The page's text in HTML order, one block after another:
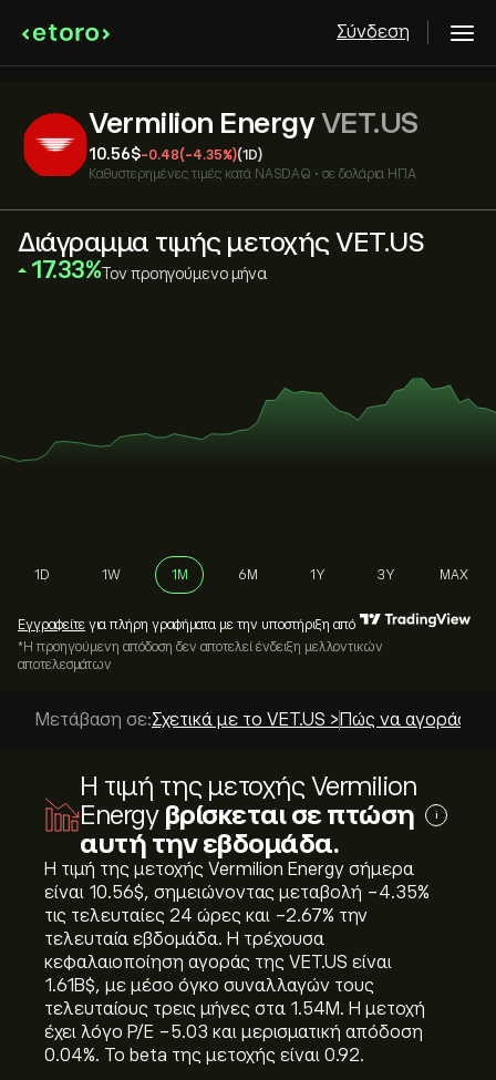
Σύνδεση
Vermilion EnergyVET.US
10.56‎$‎-0.48(-4.35%)(1D)
Καθυστερημένες τιμές κατά NASDAQ • σε δολάρια ΗΠΑ
Διάγραμμα τιμής μετοχής VET.US
‎17.33‎ Τον προηγούμενο μήνα
1D 1W 1M 6M 1Y 3Y MAX
Εγγραφείτε για πλήρη γραφήματα με την υποστήριξη από
*Η προηγούμενη απόδοση δεν αποτελεί ένδειξη μελλοντικών
αποτελεσμάτων
Μετάβαση σε:Σχετικά με το VET.US > Πώς να
Η τιμή της μετοχής Vermilion
Energy βρίσκεται σε πτώση
αυτή την εβδομάδα.
i
Η τιμή της μετοχής Vermilion Energy σήμερα
είναι 10.56‎$‎, σημειώνοντας μεταβολή ‎-4.35‎%
τις τελευταίες 24 ώρες και ‎-2.67‎% την
τελευταία εβδομάδα. Η τρέχουσα
κεφαλαιοποίηση αγοράς της VET.US είναι
1.61B‎$‎, με μέσο όγκο συναλλαγών τους
τελευταίους τρεις μήνες στα 1.54M. Η μετοχή
έχει λόγο P/E -5.03 και μερισματική απόδοση
0.04%. Το beta της μετοχής είναι 0.92.